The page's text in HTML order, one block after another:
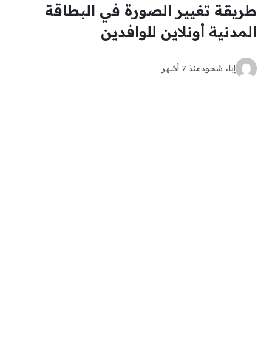
طريقة تغيير الصورة في البطاقة
المدنية أونلاين للوافدين
إباء شحودمنذ 7 أشهر